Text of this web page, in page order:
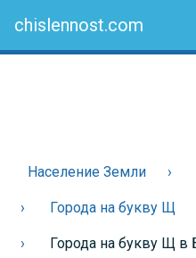
chislennost.com
Население Земли
Города на букву Щ
Города на букву Щ в